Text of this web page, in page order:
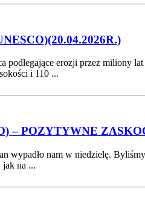
podlegające erozji przez miliony
i 110 ...
– POZYTYWNE
wypadło nam w niedzielę.
jak na ...